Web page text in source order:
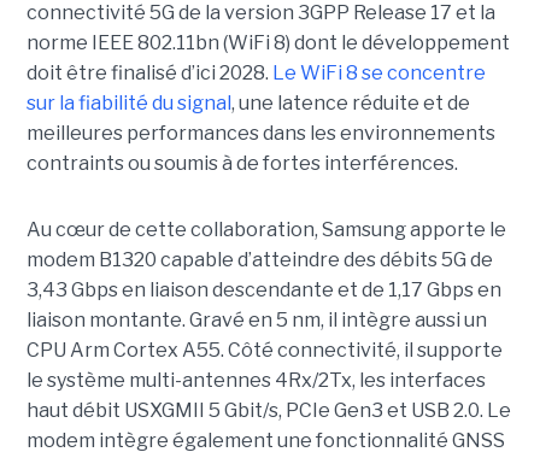
connectivité 5G de la version 3GPP Release 17 et la
norme IEEE 802.11bn (WiFi 8) dont le développement
doit être finalisé d’ici 2028. Le WiFi 8 se concentre
sur la fiabilité du signal , une latence réduite et de
meilleures performances dans les environnements
contraints ou soumis à de fortes interférences.
Au cœur de cette collaboration, Samsung apporte le
modem B1320 capable d’atteindre des débits 5G de
3,43 Gbps en liaison descendante et de 1,17 Gbps en
liaison montante. Gravé en 5 nm, il intègre aussi un
CPU Arm Cortex A55. Côté connectivité, il supporte
le système multi-antennes 4Rx/2Tx, les interfaces
haut débit USXGMII 5 Gbit/s, PCIe Gen3 et USB 2.0. Le
modem intègre également une fonctionnalité GNSS